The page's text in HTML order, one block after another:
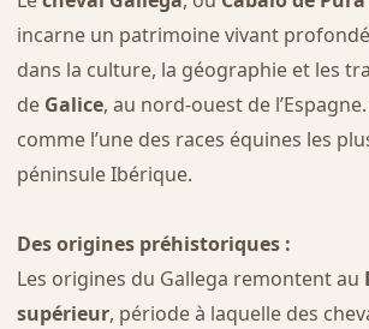
incarne un patrimoine vivant
dans la culture, la géographie et les
de Galice, au nord-ouest de
comme l’une des races équines les
péninsule Ibérique.
Des origines préhistoriques :
Les origines du Gallega remontent au
supérieur, période à laquelle des